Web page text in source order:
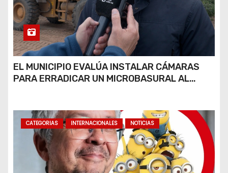
EL MUNICIPIO EVALÚA INSTALAR CÁMARAS
PARA ERRADICAR UN MICROBASURAL AL
CATEGORIAS INTERNACIONALES NOTICIAS